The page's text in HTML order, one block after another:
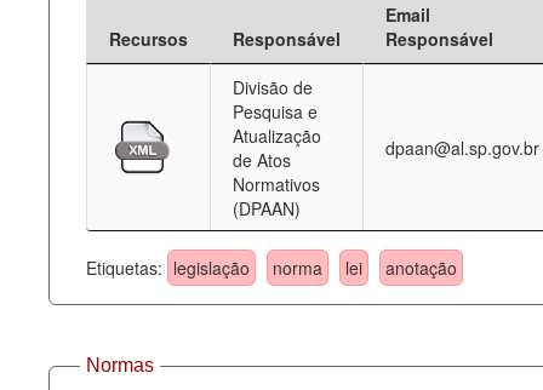
Deputados Estaduais
Legislação
Perguntas frequentes
Contato
Recursos Responsável
Email
Responsável
Divisão de
Pesquisa e
Atualização
de Atos
Normativos
(DPAAN)
dpaan@al.sp.gov.br
Etiquetas: legislação norma lei anotação
Normas